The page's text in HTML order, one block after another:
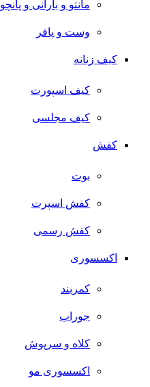
مانتو و بارانی و پانچو
وست و پافر
کیف زنانه
کیف اسپورت
کیف مجلسی
کفش
بوت
کفش اسپرت
کفش رسمی
اکسسوری
کمربند
جوراب
کلاه و سرپوش
اکسسوری مو